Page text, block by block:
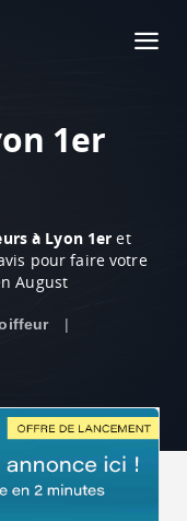
1er
à Lyon 1er et
pour faire votre
August
|